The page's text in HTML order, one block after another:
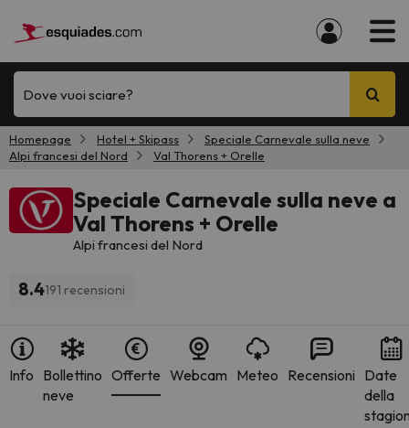
Dove vuoi sciare?
Homepage Hotel + Skipass
Speciale Carnevale sulla neve
Alpi francesi del Nord
Val Thorens + Orelle
Speciale Carnevale sulla neve a
Val Thorens + Orelle
Alpi francesi del Nord
8.4191 recensioni
Info Bollettino
neve
Offerte Webcam Meteo Recensioni Date
della